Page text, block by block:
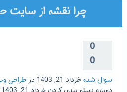
چرا نقشه از
0
0
سوال شدهخرداد 21, 1403 درطراحی